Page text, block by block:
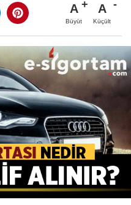
A
Büyüt
A
Küçült